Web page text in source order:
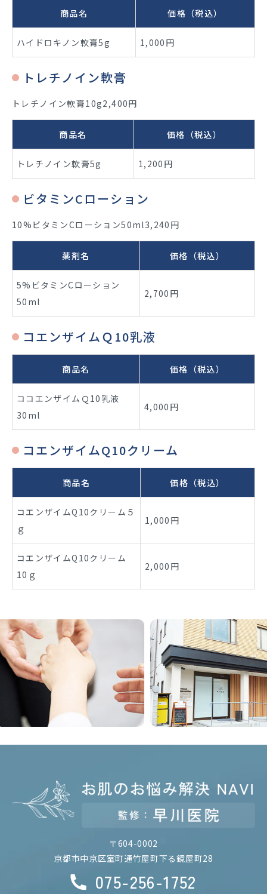
商品名 価格（税込）
ハイドロキノン軟膏5g 1,000円
トレチノイン軟膏
トレチノイン軟膏10g2,400円
商品名 価格（税込）
トレチノイン軟膏5g 1,200円
ビタミンCローション
10%ビタミンCローション50ml3,240円
薬剤名 価格（税込）
5%ビタミンCローション
50ml
2,700円
コエンザイムＱ10乳液
商品名 価格（税込）
ココエンザイムＱ10乳液
30ml
4,000円
コエンザイムQ10クリーム
商品名 価格（税込）
コエンザイムQ10クリーム５
ｇ
1,000円
コエンザイムQ10クリーム
10ｇ
2,000円
Previous Next
〒604-0002
京都市中京区室町通竹屋町下る鏡屋町28
075-256-1752